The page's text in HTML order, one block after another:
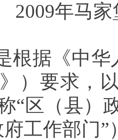
2009年马
根据《中
）要求，
“区（县
府工作部门